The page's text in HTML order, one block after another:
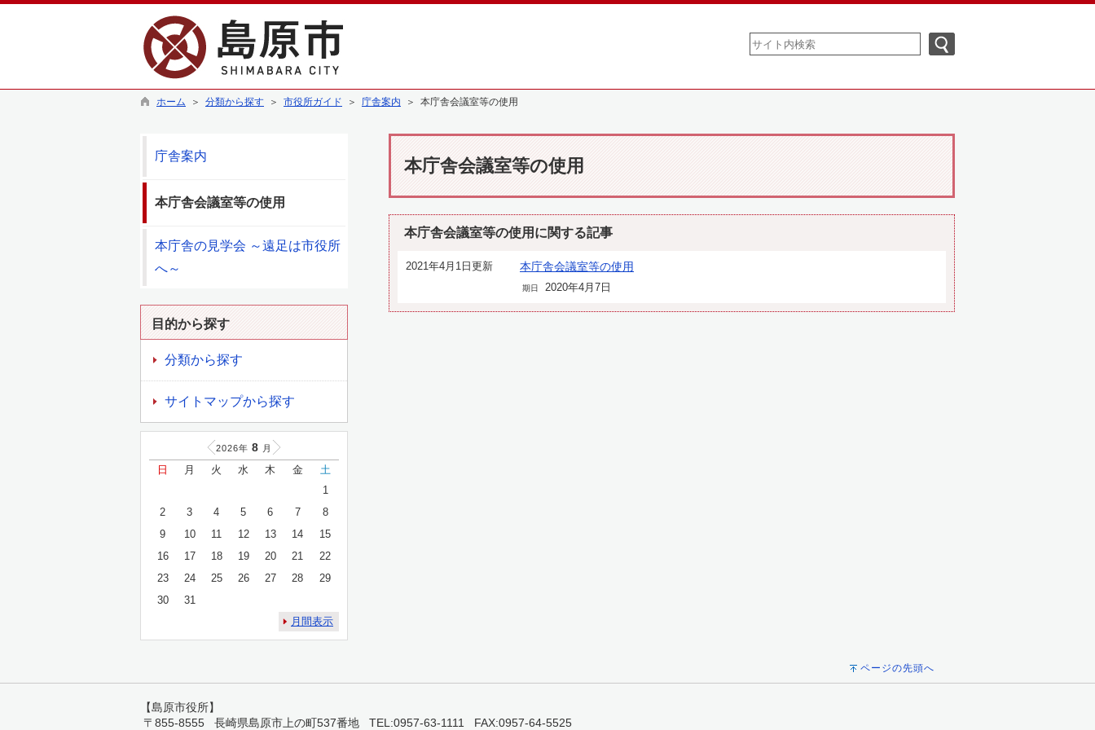
ホーム ＞ 分類から探す ＞ 市役所ガイド ＞ 庁舎案内 ＞ 本庁舎会議室等の使用
本庁舎会議室等の使用
本庁舎会議室等の使用に関する記事
2021年4月1日更新 本庁舎会議室等の使用
期日 2020年4月7日
庁舎案内
本庁舎会議室等の使用
本庁舎の見学会 ～遠足は市役所
へ～
目的から探す
分類から探す
サイトマップから探す
2026年 8 月
日 月 火 水 木 金
土
1
2
3 4 5 6 7
8
9
10 11 12 13 14
15
16
17 18 19 20 21
22
23
24 25 26 27 28
29
30
31
月間表示
ページの先頭へ
【島原市役所】
〒855-8555 長崎県島原市上の町537番地 TEL:0957-63-1111 FAX:0957-64-5525